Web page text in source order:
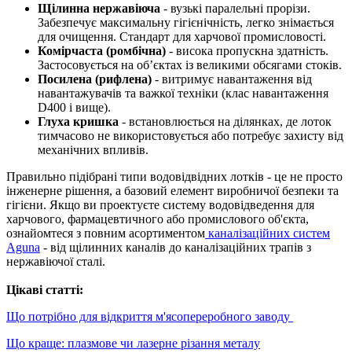
Щілинна нержавіюча - вузькі паралельні прорізи.
Забезпечує максимальну гігієнічність, легко знімається
для очищення. Стандарт для харчової промисловості.
Комірчаста (ромбічна) - висока пропускна здатність.
Застосовується на об’єктах із великими обсягами стоків.
Посилена (рифлена) - витримує навантаження від
навантажувачів та важкої техніки (клас навантаження
D400 і вище).
Глуха кришка - встановлюється на ділянках, де лоток
тимчасово не використовується або потребує захисту від
механічних впливів.
Правильно підібрані типи водовідвідних лотків - це не просто
інженерне рішення, а базовий елемент виробничої безпеки та
гігієни. Якщо ви проектуєте систему водовідведення для
харчового, фармацевтичного або промислового об'єкта,
ознайомтеся з повним асортиментом каналізаційних систем
Aguna - від щілинних каналів до каналізаційних трапів з
нержавіючої сталі.
Цікаві статті:
Що потрібно для відкриття м'ясопереробного заводу
Що краще: плазмове чи лазерне різання металу